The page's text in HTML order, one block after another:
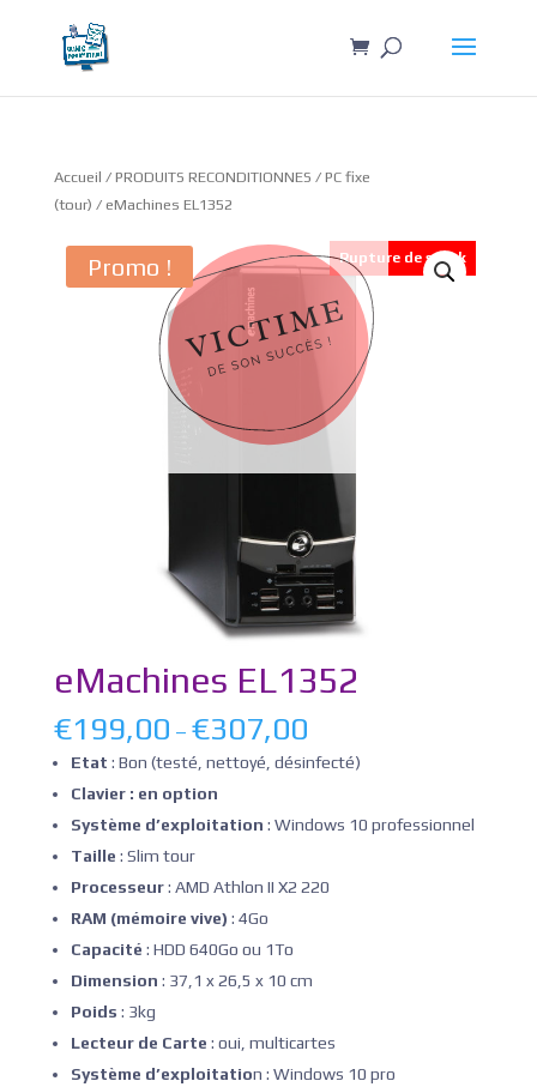
Accueil / PRODUITS RECONDITIONNES / PC fixe
(tour) / eMachines EL1352
Promo !
eMachines EL1352
€199,00 – €307,00
Rupture de stock
Etat : Bon (testé, nettoyé, désinfecté)
Clavier : en option
Système d’exploitation : Windows 10 professionnel
Taille : Slim tour
Processeur: AMD Athlon II X2 220
RAM (mémoire vive) : 4Go
Capacité : HDD 640Go ou 1To
Dimension : 37,1 x 26,5 x 10 cm
Poids : 3kg
Lecteur de Carte : oui, multicartes
Système d’exploitation : Windows 10 pro